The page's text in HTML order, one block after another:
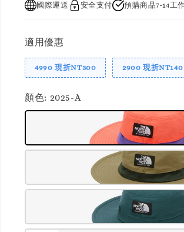
國際運送 安全支付 預購商品7-14工
適用優惠
4990 現折NT300 2900 現折NT140
顏色: 2025-A